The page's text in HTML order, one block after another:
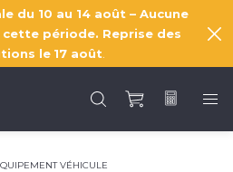
du 10 au 14 août – Aucune
période. Reprise des
le 17 août
VÉHICULE